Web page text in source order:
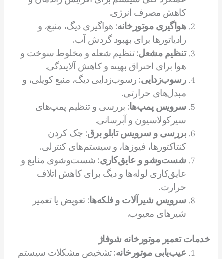
کاهش مصرف انرژی.
هواگیری موتورخانه: هواگیری دیگ، منبع، و
رادیاتورها برای بهبود گردش آب.
تنظیم مشعل: تنظیم شعله و مخلوط سوخت و
هوا برای احتراق بهینه و کاهش آلایندگی.
رسوب‌زدایی: رسوب‌زدایی دیگ، منبع کویلی، و
مبدل‌های حرارتی.
سرویس پمپ‌ها: بررسی و تنظیم پمپ‌های
سیرکولاسیون و آبرسانی.
بررسی و سرویس تابلو برق: چک کردن
کنتاکتورها، فیوزها، و سیستم‌های کنترلی.
شست‌وشو و عایق‌کاری: شست‌وشوی منابع و
عایق‌کاری لوله‌ها و دیگ برای کاهش اتلاف
حرارت.
سرویس شیرآلات و فلکه‌ها: تعویض یا تعمیر
شیرهای معیوب.
خدمات تعمیر موتورخانه شوفاژ
عیب‌یابی موتورخانه: تشخیص مشکلات سیستم